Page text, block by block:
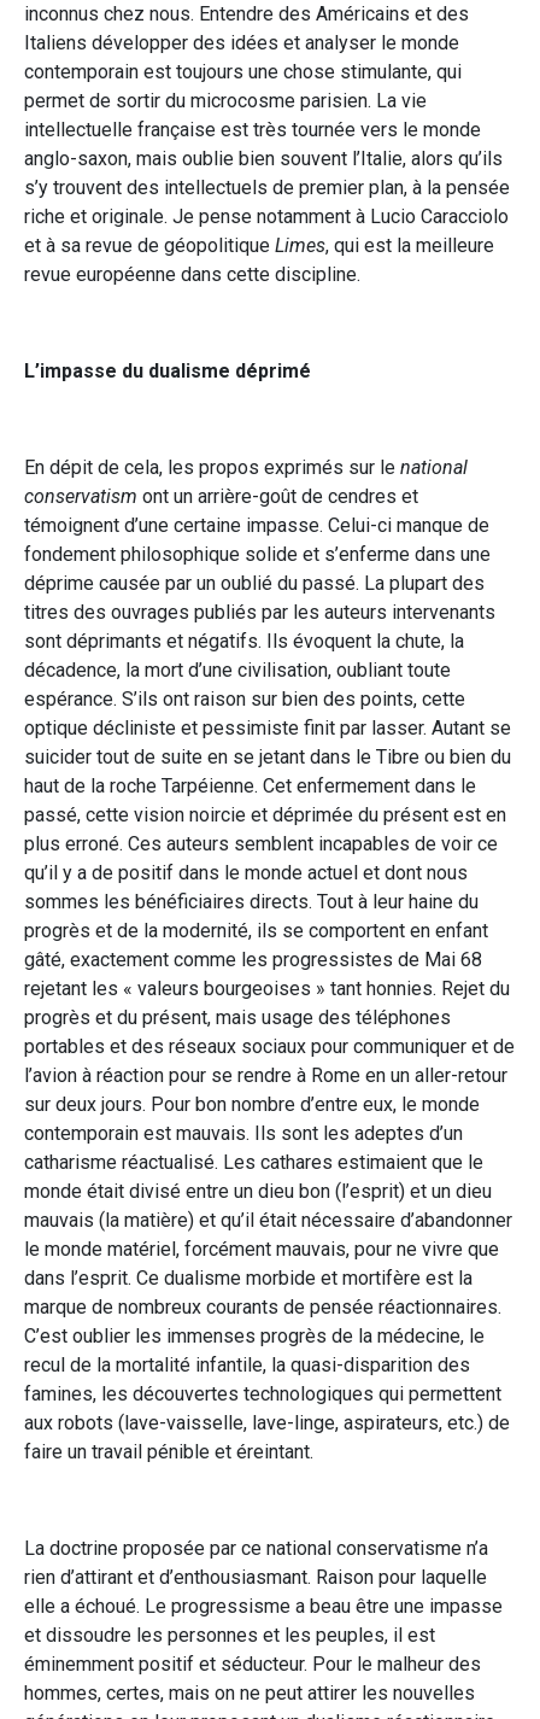
inconnus chez nous. Entendre des Américains et des
Italiens développer des idées et analyser le monde
contemporain est toujours une chose stimulante, qui
permet de sortir du microcosme parisien. La vie
intellectuelle française est très tournée vers le monde
anglo-saxon, mais oublie bien souvent l’Italie, alors qu’ils
s’y trouvent des intellectuels de premier plan, à la pensée
riche et originale. Je pense notamment à Lucio Caracciolo
et à sa revue de géopolitique Limes, qui est la meilleure
revue européenne dans cette discipline.
L’impasse du dualisme déprimé
En dépit de cela, les propos exprimés sur le national
conservatism ont un arrière-goût de cendres et
témoignent d’une certaine impasse. Celui-ci manque de
fondement philosophique solide et s’enferme dans une
déprime causée par un oublié du passé. La plupart des
titres des ouvrages publiés par les auteurs intervenants
sont déprimants et négatifs. Ils évoquent la chute, la
décadence, la mort d’une civilisation, oubliant toute
espérance. S’ils ont raison sur bien des points, cette
optique décliniste et pessimiste finit par lasser. Autant se
suicider tout de suite en se jetant dans le Tibre ou bien du
haut de la roche Tarpéienne. Cet enfermement dans le
passé, cette vision noircie et déprimée du présent est en
plus erroné. Ces auteurs semblent incapables de voir ce
qu’il y a de positif dans le monde actuel et dont nous
sommes les bénéficiaires directs. Tout à leur haine du
progrès et de la modernité, ils se comportent en enfant
gâté, exactement comme les progressistes de Mai 68
rejetant les « valeurs bourgeoises » tant honnies. Rejet du
progrès et du présent, mais usage des téléphones
portables et des réseaux sociaux pour communiquer et de
l’avion à réaction pour se rendre à Rome en un aller-retour
sur deux jours. Pour bon nombre d’entre eux, le monde
contemporain est mauvais. Ils sont les adeptes d’un
catharisme réactualisé. Les cathares estimaient que le
monde était divisé entre un dieu bon (l’esprit) et un dieu
mauvais (la matière) et qu’il était nécessaire d’abandonner
le monde matériel, forcément mauvais, pour ne vivre que
dans l’esprit. Ce dualisme morbide et mortifère est la
marque de nombreux courants de pensée réactionnaires.
C’est oublier les immenses progrès de la médecine, le
recul de la mortalité infantile, la quasi-disparition des
famines, les découvertes technologiques qui permettent
aux robots (lave-vaisselle, lave-linge, aspirateurs, etc.) de
faire un travail pénible et éreintant.
La doctrine proposée par ce national conservatisme n’a
rien d’attirant et d’enthousiasmant. Raison pour laquelle
elle a échoué. Le progressisme a beau être une impasse
et dissoudre les personnes et les peuples, il est
éminemment positif et séducteur. Pour le malheur des
hommes, certes, mais on ne peut attirer les nouvelles